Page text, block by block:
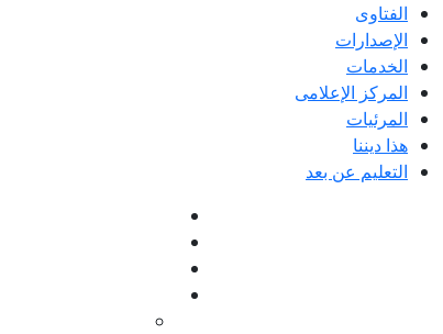
الفتاوى
الإصدارات
الخدمات
المركز الإعلامى
المرئيات
هذا ديننا
التعليم عن بعد